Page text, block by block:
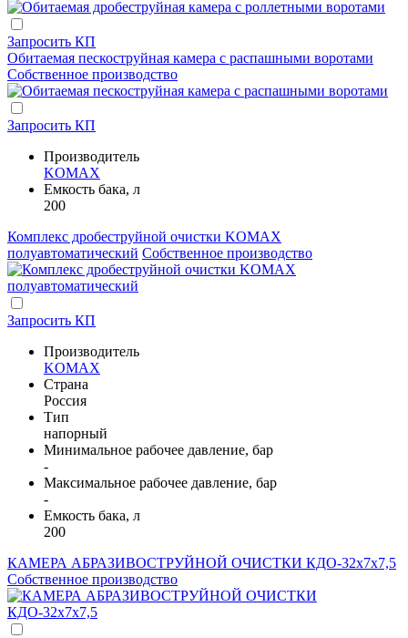
Запросить КП
Обитаемая пескоструйная камера с распашными воротами
Собственное производство
Запросить КП
Производитель
KOMAX
Емкость бака, л
200
Комплекс дробеструйной очистки KOMAX
полуавтоматический Собственное производство
Запросить КП
Производитель
KOMAX
Страна
Россия
Тип
напорный
Минимальное рабочее давление, бар
-
Максимальное рабочее давление, бар
-
Емкость бака, л
200
КАМЕРА АБРАЗИВОСТРУЙНОЙ ОЧИСТКИ КДО-32х7х7,5
Собственное производство